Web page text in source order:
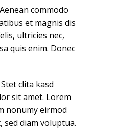
commodo
et magnis dis
ultricies nec,
quis enim. Donec
clita kasd
sit amet. Lorem
nonumy eirmod
diam voluptua.